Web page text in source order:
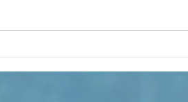
Domingo de
de